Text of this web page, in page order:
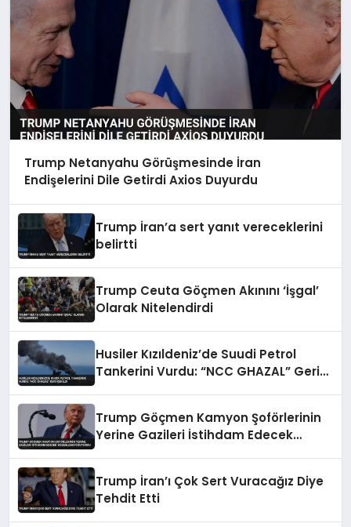
Trump Netanyahu Görüşmesinde İran
Endişelerini Dile Getirdi Axios Duyurdu
Trump İran’a sert yanıt vereceklerini
belirtti
Trump Ceuta Göçmen Akınını ‘İşgal’
Olarak Nitelendirdi
Husiler Kızıldeniz’de Suudi Petrol
Tankerini Vurdu: “NCC GHAZAL” Geri
Trump Göçmen Kamyon Şoförlerinin
Yerine Gazileri İstihdam Edecek
Trump İran’ı Çok Sert Vuracağız Diye
Tehdit Etti